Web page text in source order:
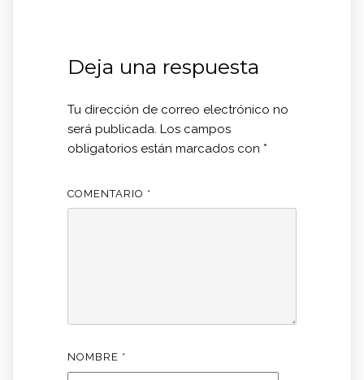
Deja una respuesta
Tu dirección de correo electrónico no
será publicada. Los campos
obligatorios están marcados con *
COMENTARIO *
NOMBRE *